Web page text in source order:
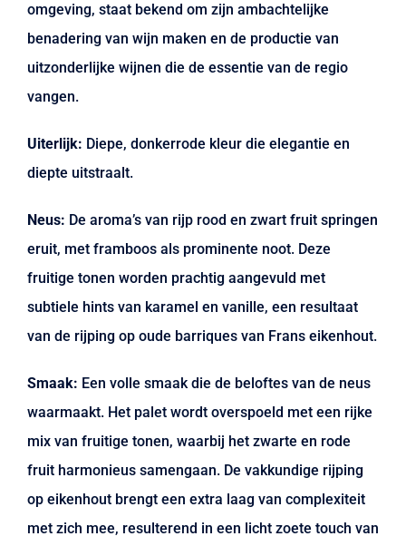
omgeving, staat bekend om zijn ambachtelijke
benadering van wijn maken en de productie van
uitzonderlijke wijnen die de essentie van de regio
vangen.
Uiterlijk: Diepe, donkerrode kleur die elegantie en
diepte uitstraalt.
Neus: De aroma’s van rijp rood en zwart fruit springen
eruit, met framboos als prominente noot. Deze
fruitige tonen worden prachtig aangevuld met
subtiele hints van karamel en vanille, een resultaat
van de rijping op oude barriques van Frans eikenhout.
Smaak: Een volle smaak die de beloftes van de neus
waarmaakt. Het palet wordt overspoeld met een rijke
mix van fruitige tonen, waarbij het zwarte en rode
fruit harmonieus samengaan. De vakkundige rijping
op eikenhout brengt een extra laag van complexiteit
met zich mee, resulterend in een licht zoete touch van